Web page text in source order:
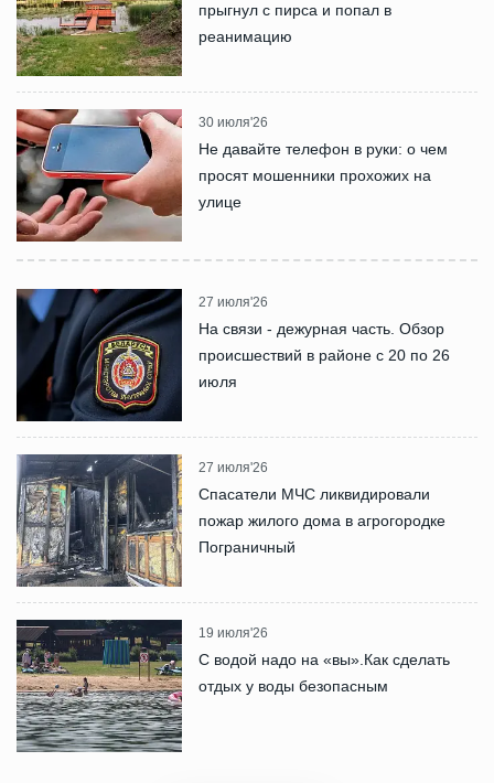
прыгнул с пирса и попал в
реанимацию
30 июля'26
Не давайте телефон в руки: о чем
просят мошенники прохожих на
улице
27 июля'26
На связи - дежурная часть. Обзор
происшествий в районе с 20 по 26
июля
27 июля'26
Спасатели МЧС ликвидировали
пожар жилого дома в агрогородке
Пограничный
19 июля'26
С водой надо на «вы».Как сделать
отдых у воды безопасным